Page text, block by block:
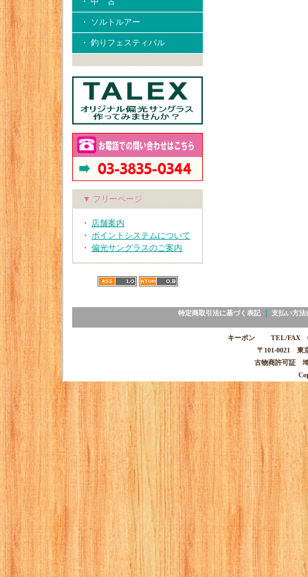
・ ソルトルアー
・ 釣りフェスティバル
▼ フリーページ
・ 店舗案内
・ ポイントシステムについて
・ 偏光サングラスのご案内
特定商取引法に基づく表記｜ 支払い方法
キーポン TEL/FAX
〒101-0021 東
古物商許可証